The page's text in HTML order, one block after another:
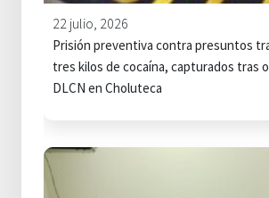
22 julio, 2026
Prisión preventiva contra presuntos
tres kilos de cocaína, capturados tras
DLCN en Choluteca